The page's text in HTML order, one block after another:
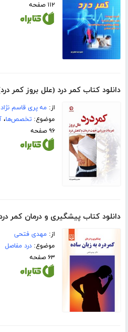
۱۱۲ صفحه
دانلود کتاب کمر درد (علل بروز کمر
از: مه پرى قاسم نژاد
موضوع:تخصص‌ها،
۹۶ صفحه
دانلود کتاب پیشگیری و درمان کمر
از: مهدی فتحی
موضوع:درد مفاصل
۶۳ صفحه